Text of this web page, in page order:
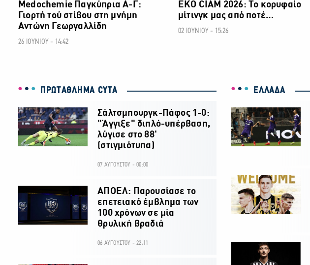
Medochemie Παγκύπρια Α-Γ:
Γιορτή τού στίβου στη μνήμη
Αντώνη Γεωργαλλίδη
26 ΙΟΥΝΙΟΥ - 14:42
ΕΚΟ CIAM 2026: Το κορυφαίο
μίτινγκ μας από ποτέ…
02 ΙΟΥΝΙΟΥ - 15:26
ΠΡΩΤΑΘΛΗΜΑ CYTA
Σάλτσμπουργκ-Πάφος 1-0:
"Άγγιξε" διπλό-υπέρβαση,
λύγισε στο 88'
(στιγμιότυπα)
07 ΑΥΓΟΥΣΤΟΥ - 00:00
ΑΠΟΕΛ: Παρουσίασε το
επετειακό έμβλημα των
100 χρόνων σε μία
θρυλική βραδιά
06 ΑΥΓΟΥΣΤΟΥ - 22:11
ΕΛΛΑΔΑ